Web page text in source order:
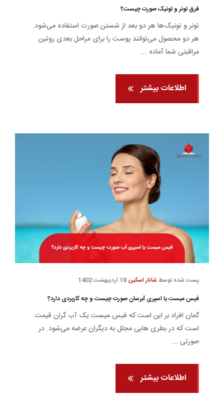
فرق تونر و تونیک صورت چیست؟
تونر و تونیک‌ها هر دو بعد از شستن صورت استفاده می‌شود.
هر دو محصول می‌توانند پوست را برای مراحل بعدی روتین
مراقبتی شما آماده ...
اطلاعات بیشتر
پست شده توسط شانار اسکین
فیس میست یا اسپری آبرسان صورت چیست و چه کاربردی دارد؟
گمان افراد بر این است که فیس میست یک آب گران قیمت
است که در بطری هایی مجلل به دیگران عرضه می‌شود. در
صورتی ...
اطلاعات بیشتر